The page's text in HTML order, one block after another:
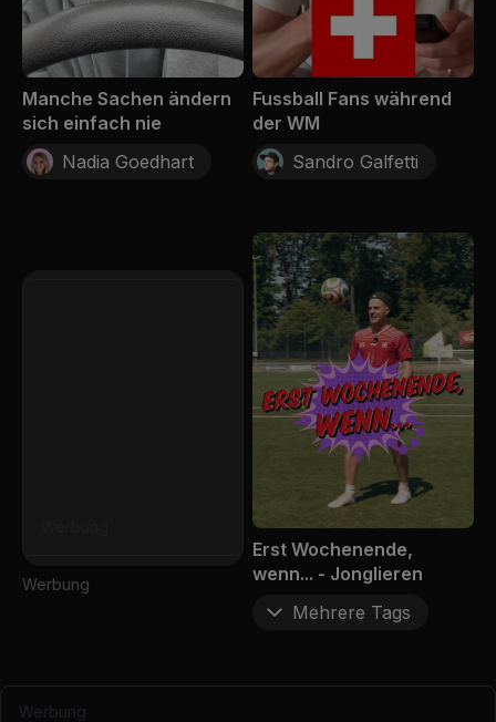
Manche Sachen ändern
sich einfach nie
Nadia Goedhart
Fussball Fans während
der WM
Sandro Galfetti
Werbung
Werbung
Erst Wochenende,
wenn... - Jonglieren
Mehrere Tags